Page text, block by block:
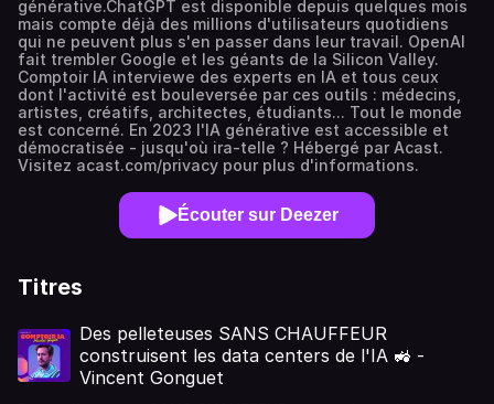
générative.ChatGPT est disponible depuis quelques mois
mais compte déjà des millions d'utilisateurs quotidiens
qui ne peuvent plus s'en passer dans leur travail. OpenAI
fait trembler Google et les géants de la Silicon Valley.
Comptoir IA interviewe des experts en IA et tous ceux
dont l'activité est bouleversée par ces outils : médecins,
artistes, créatifs, architectes, étudiants... Tout le monde
est concerné. En 2023 l'IA générative est accessible et
démocratisée - jusqu'où ira-telle ? Hébergé par Acast.
Visitez acast.com/privacy pour plus d'informations.
Écouter sur Deezer
Titres
Des pelleteuses SANS CHAUFFEUR
construisent les data centers de l'IA 🚜 -
Vincent Gonguet